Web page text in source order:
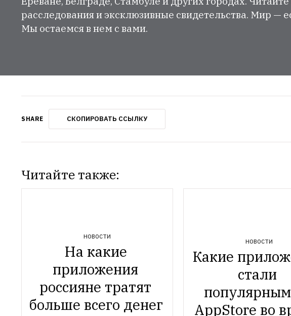
расследования и эксклюзивные свидетельства. Мир —
Мы остаемся в нем с вами.
SHARE СКОПИРОВАТЬ ССЫЛКУ
Читайте также:
НОВОСТИ
На какие
приложения
россияне тратят
больше всего денег
НОВОСТИ
Какие
стали
AppStore во